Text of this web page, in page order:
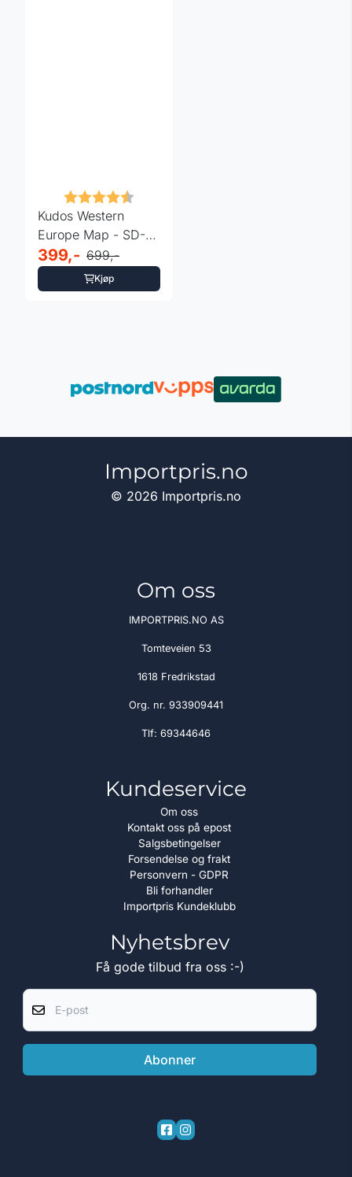
Karakter:
Kudos Western
Europe Map - SD-
micro 8G
399,- 699,-
Kjøp
Importpris.no
© 2026 Importpris.no
Om oss
IMPORTPRIS.NO AS
Tomteveien 53
1618 Fredrikstad
Org. nr. 933909441
Tlf: 69344646
Kundeservice
Om oss
Kontakt oss på epost
Salgsbetingelser
Forsendelse og frakt
Personvern - GDPR
Bli forhandler
Importpris Kundeklubb
Nyhetsbrev
Få gode tilbud fra oss :-)
Abonner